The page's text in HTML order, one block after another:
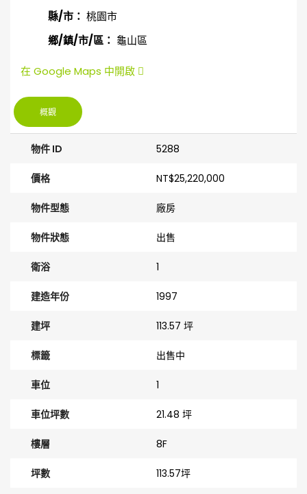
縣/市： 桃園市
鄉/鎮/市/區： 龜山區
在 Google Maps 中開啟
概觀
物件 ID 5288
價格 NT$25,220,000
物件型態 廠房
物件狀態 出售
衛浴 1
建造年份 1997
建坪 113.57 坪
標籤 出售中
車位 1
車位坪數 21.48 坪
樓層 8F
坪數 113.57坪